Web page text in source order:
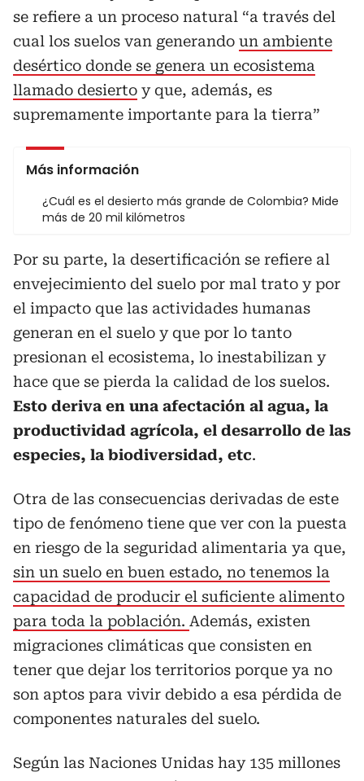
se refiere a un proceso natural “a través del
cual los suelos van generando un ambiente
desértico donde se genera un ecosistema
llamado desierto y que, además, es
supremamente importante para la tierra”
Más información
¿Cuál es el desierto más grande de Colombia? Mide
más de 20 mil kilómetros
Por su parte, la desertificación se refiere al
envejecimiento del suelo por mal trato y por
el impacto que las actividades humanas
generan en el suelo y que por lo tanto
presionan el ecosistema, lo inestabilizan y
hace que se pierda la calidad de los suelos.
Esto deriva en una afectación al agua, la
productividad agrícola, el desarrollo de las
especies, la biodiversidad, etc.
Otra de las consecuencias derivadas de este
tipo de fenómeno tiene que ver con la puesta
en riesgo de la seguridad alimentaria ya que,
sin un suelo en buen estado, no tenemos la
capacidad de producir el suficiente alimento
para toda la población. Además, existen
migraciones climáticas que consisten en
tener que dejar los territorios porque ya no
son aptos para vivir debido a esa pérdida de
componentes naturales del suelo.
Según las Naciones Unidas hay 135 millones